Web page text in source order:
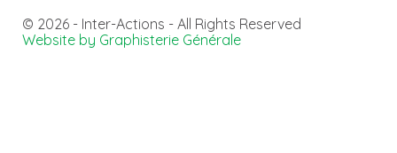
© 2026 - Inter-Actions - All Rights Reserved
Website by Graphisterie Générale